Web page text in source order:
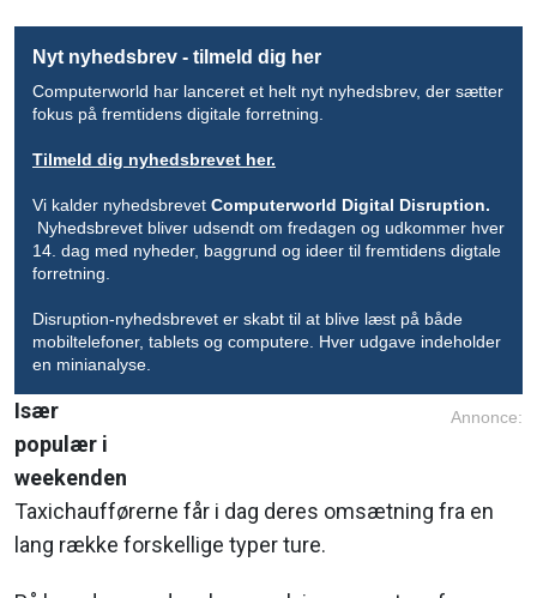
Nyt nyhedsbrev - tilmeld dig her
Computerworld har lanceret et helt nyt nyhedsbrev, der sætter
fokus på fremtidens digitale forretning.
Tilmeld dig nyhedsbrevet her.
Vi kalder nyhedsbrevet Computerworld Digital Disruption.
Nyhedsbrevet bliver udsendt om fredagen og udkommer hver
14. dag med nyheder, baggrund og ideer til fremtidens digtale
forretning.
Disruption-nyhedsbrevet er skabt til at blive læst på både
mobiltelefoner, tablets og computere. Hver udgave indeholder
en minianalyse.
Annonce:
Især
populær i
weekenden
Taxichaufførerne får i dag deres omsætning fra en
lang række forskellige typer ture.